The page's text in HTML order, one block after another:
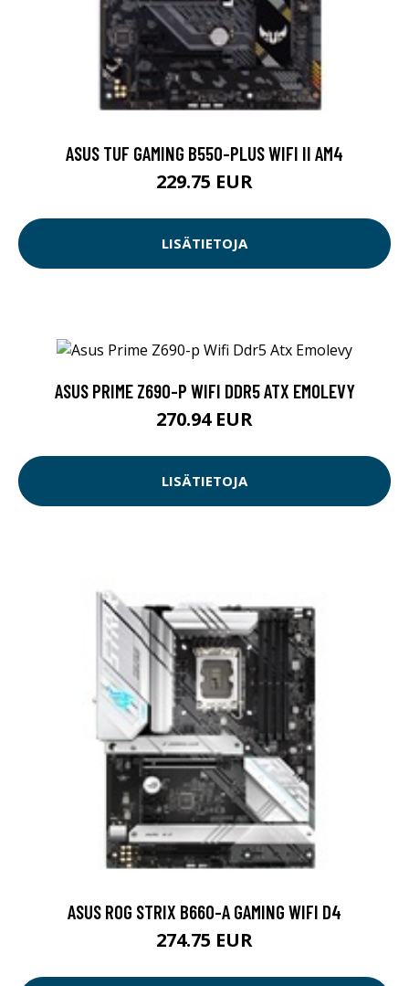
ASUS TUF GAMING B550-PLUS WIFI II AM4
229.75 EUR
LISÄTIETOJA
ASUS PRIME Z690-P WIFI DDR5 ATX EMOLEVY
270.94 EUR
LISÄTIETOJA
ASUS ROG STRIX B660-A GAMING WIFI D4
274.75 EUR